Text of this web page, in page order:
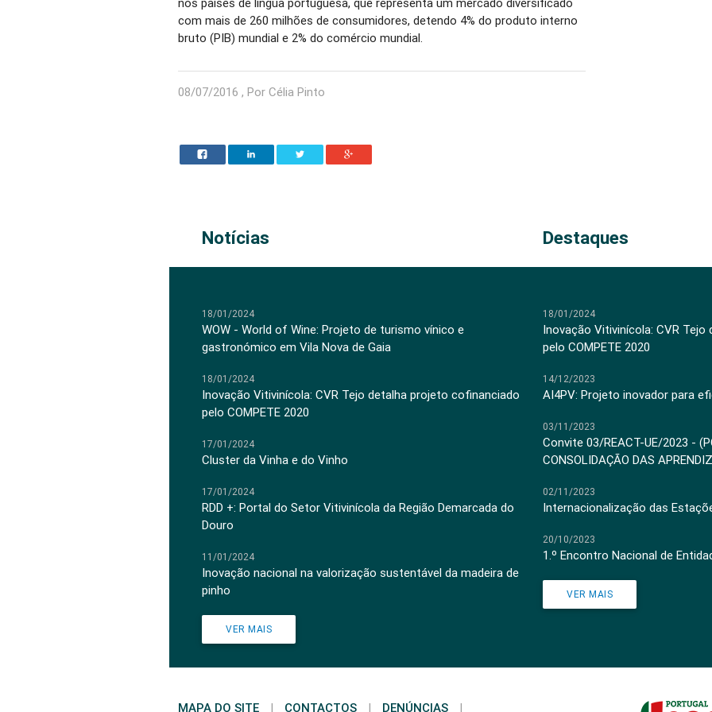
com mais de 260 milhões de consumidores, detendo 4% do produto interno
bruto (PIB) mundial e 2% do comércio mundial.
08/07/2016 , Por Célia Pinto
Notícias Destaques
18/01/2024
WOW - World of Wine: Projeto de turismo vínico e
gastronómico em Vila Nova de Gaia
18/01/2024
Inovação Vitivinícola: CVR Tejo detalha projeto cofinanciado
pelo COMPETE 2020
17/01/2024
Cluster da Vinha e do Vinho
17/01/2024
RDD +: Portal do Setor Vitivinícola da Região Demarcada do
Douro
11/01/2024
Inovação nacional na valorização sustentável da madeira de
pinho
VER MAIS
18/01/2024
Inovação Vitivinícola: CVR
pelo COMPETE 2020
14/12/2023
AI4PV: Projeto inovador para
03/11/2023
Convite 03/REACT-UE/2023 -
CONSOLIDAÇÃO DAS
02/11/2023
Internacionalização das
20/10/2023
1.º Encontro Nacional de
VER MAIS
MAPA DO SITE | CONTACTOS | DENÚNCIAS |